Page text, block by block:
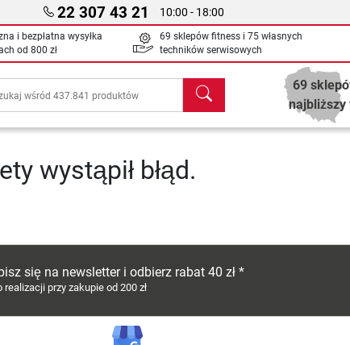
22 307 43 21 10:00 - 18:00
i bezpłatna wysyłka
od 800 zł
69 sklepów fitness i 75 własnych
techników serwisowych
Szukaj
69
najbliższy
wystąpił błąd.
się na newsletter i odbierz rabat 40 zł *
realizacji przy zakupie od 200 zł